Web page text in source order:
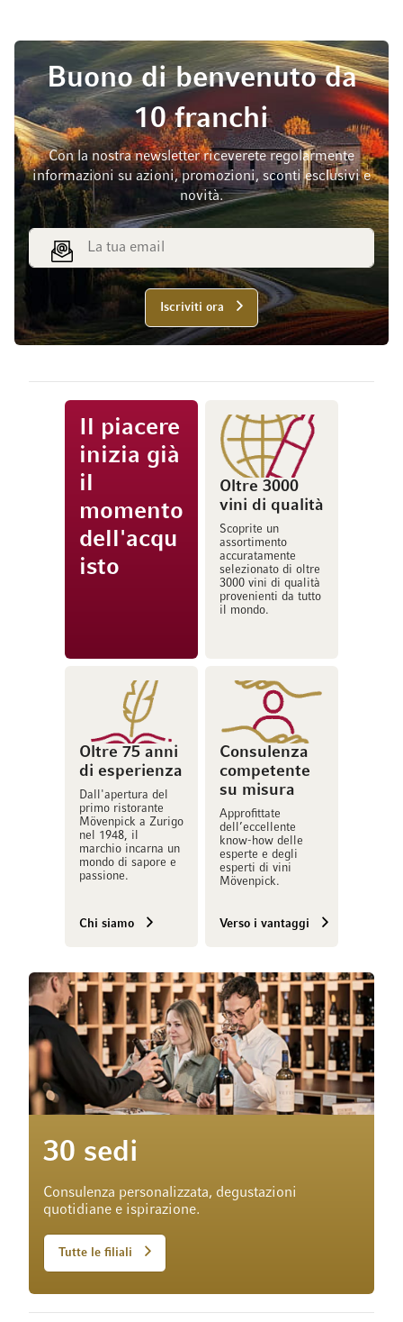
Buono di benvenuto da
10 franchi
Con la nostra newsletter riceverete regolarmente
informazioni su azioni, promozioni, sconti esclusivi e
novità.
Indirizzo email
Iscriviti ora
Il piacere
inizia già
il
momento
dell'acqu
isto
Oltre 3000
vini di qualità
Scoprite un
assortimento
accuratamente
selezionato di oltre
3000 vini di qualità
provenienti da tutto
il mondo.
Oltre 75 anni
di esperienza
Dall'apertura del
primo ristorante
Mövenpick a Zurigo
nel 1948, il
marchio incarna un
mondo di sapore e
passione.
Chi siamo
Consulenza
competente
su misura
Approfittate
dell’eccellente
know-how delle
esperte e degli
esperti di vini
Mövenpick.
Verso i vantaggi
30 sedi
Consulenza personalizzata, degustazioni
quotidiane e ispirazione.
Tutte le filiali